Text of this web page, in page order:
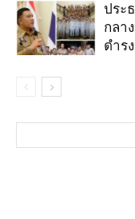
ประ
กลา
ดำร